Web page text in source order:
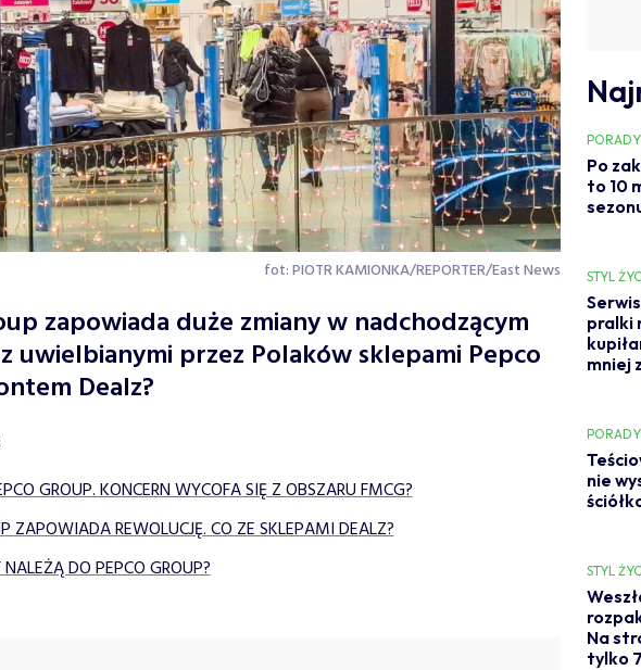
fot: PIOTR KAMIONKA/REPORTER/East News
zapowiada duże zmiany w nadchodzącym
z uwielbianymi przez Polaków sklepami Pepco
Dealz?
GROUP. KONCERN WYCOFA SIĘ Z OBSZARU FMCG?
ZAPOWIADA REWOLUCJĘ. CO ZE SKLEPAMI DEALZ?
NALEŻĄ DO PEPCO GROUP?
PORADY
Po
to 10
STYL
pralki
mniej
PORADY
nie
STYL
Na
tylko